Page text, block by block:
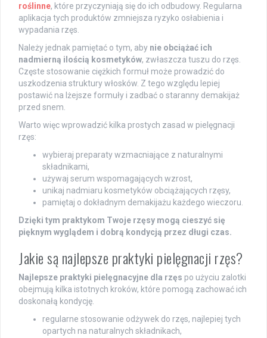
roślinne, które przyczyniają się do ich odbudowy. Regularna
aplikacja tych produktów zmniejsza ryzyko osłabienia i
wypadania rzęs.
Należy jednak pamiętać o tym, aby nie obciążać ich
nadmierną ilością kosmetyków, zwłaszcza tuszu do rzęs.
Częste stosowanie ciężkich formuł może prowadzić do
uszkodzenia struktury włosków. Z tego względu lepiej
postawić na lżejsze formuły i zadbać o staranny demakijaż
przed snem.
Warto więc wprowadzić kilka prostych zasad w pielęgnacji
rzęs:
wybieraj preparaty wzmacniające z naturalnymi
składnikami,
używaj serum wspomagających wzrost,
unikaj nadmiaru kosmetyków obciążających rzęsy,
pamiętaj o dokładnym demakijażu każdego wieczoru.
Dzięki tym praktykom Twoje rzęsy mogą cieszyć się
pięknym wyglądem i dobrą kondycją przez długi czas.
Jakie są najlepsze praktyki pielęgnacji rzęs?
Najlepsze praktyki pielęgnacyjne dla rzęs po użyciu zalotki
obejmują kilka istotnych kroków, które pomogą zachować ich
doskonałą kondycję.
regularne stosowanie odżywek do rzęs, najlepiej tych
opartych na naturalnych składnikach,